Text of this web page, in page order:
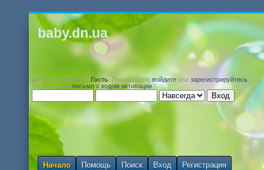
baby.dn.ua
Добро пожаловать, Гость . Пожалуйста,войдите или зарегистрируйтесь
Не получили письмо с кодом активации?
Начало Помощь Поиск Вход Регистрация